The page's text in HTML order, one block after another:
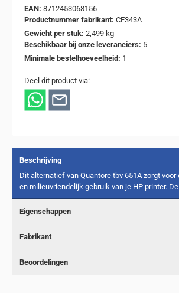
EAN: 8712453068156
Productnummer fabrikant: CE343A
Gewicht per stuk: 2,499 kg
Beschikbaar bij onze leveranciers: 5
Minimale bestelhoeveelheid: 1
Deel dit product via:
Beschrijving
Dit alternatief van Quantore tbv 651A zorgt
en milieuvriendelijk gebruik van je HP printer.
Eigenschappen
Fabrikant
Beoordelingen